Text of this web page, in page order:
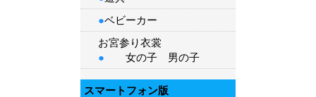
●ベビーカー
お宮参り衣裳
● 女の子 男の子
スマートフォン版